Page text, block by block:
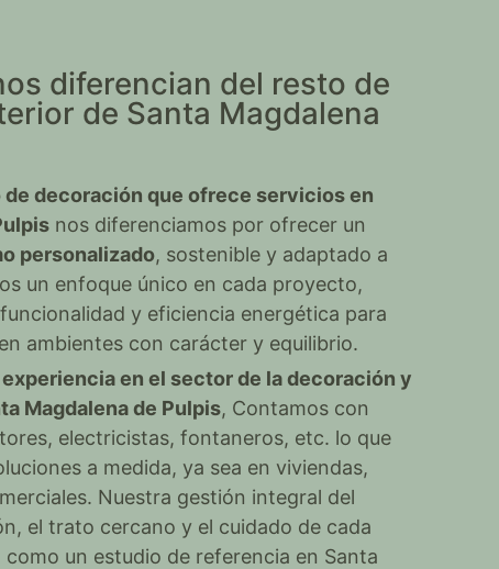
diferencian del resto de
de Santa Magdalena
de decoración que ofrece servicios en
nos diferenciamos por ofrecer un
personalizado, sostenible y adaptado a
un enfoque único en cada proyecto,
y eficiencia energética para
ambientes con carácter y equilibrio.
experiencia en el sector de la decoración y
Magdalena de Pulpis, Contamos con
electricistas, fontaneros, etc. lo que
a medida, ya sea en viviendas,
Nuestra gestión integral del
el trato cercano y el cuidado de cada
un estudio de referencia en Santa